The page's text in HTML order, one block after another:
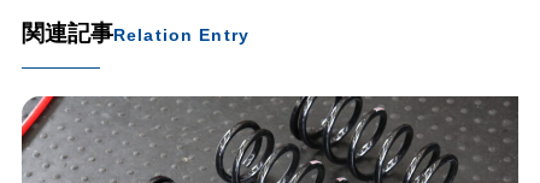
関連記事Relation Entry